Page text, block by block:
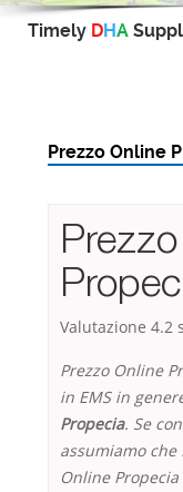
Timely DHA
Prezzo Online
Valutazione 4.2
Prezzo Online
in EMS in
Propecia. Se
assumiamo che
Online